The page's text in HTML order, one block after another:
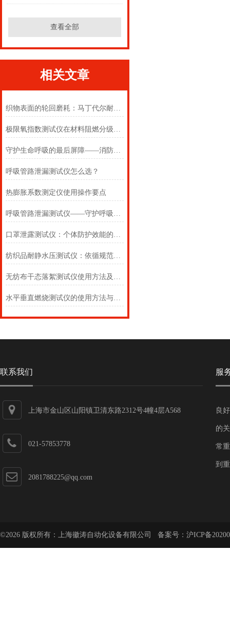
查看全部
相关文章
织物表面的轮回磨耗：马丁代尔耐磨仪在多点轨迹与压力恒定下的耐用叙事
极限氧指数测试仪在材料阻燃分级中的浓度边界判定
守护生命呼吸的最后屏障——消防自救呼吸器防护性能测试仪的全面检测
呼吸管路泄漏测试仪怎么选？
热膨胀系数测定仪使用操作要点
呼吸管路泄漏测试仪——守护呼吸类医疗器械安全的精密检测方案
口罩泄露测试仪：个体防护效能的科学评估仪器
纺织品耐静水压测试仪：依循规范，精准测防渗
无纺布干态落絮测试仪使用方法及注意事项详解
水平垂直燃烧测试仪的使用方法与注意事项
联系我们
上海市金山区山阳镇卫清东路2312号4幢4层A568
021-57853778
2081788225@qq.com
服
良
的
常
到
©2026 版权所有：上海徽涛自动化设备有限公司 备案号： 沪ICP备